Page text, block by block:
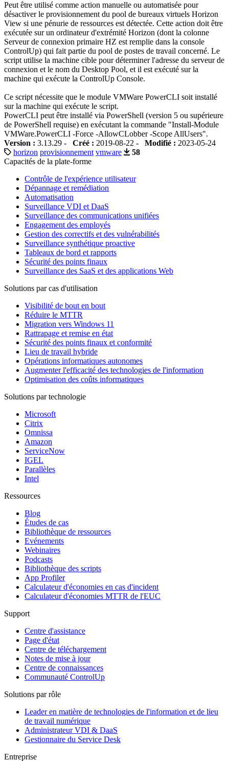
Peut être utilisé comme action manuelle ou automatisée pour
désactiver le provisionnement du pool de bureaux virtuels Horizon
View si une pénurie de ressources est détectée. Cette action doit être
exécutée sur un ordinateur d'extrémité Horizon (dont la colonne
Serveur de connexion primaire HZ est remplie dans la console
ControlUp) qui fait partie du pool de postes de travail concerné. Le
script utilise la machine cible pour déterminer l'adresse du serveur de
connexion et le nom du Desktop Pool, et il est exécuté sur la
machine qui exécute la ControlUp Console.
Ce script nécessite que le module VMWare PowerCLI soit installé
sur la machine qui exécute le script.
PowerCLI peut être installé via PowerShell (version 5 ou supérieure
de PowerShell requise) en exécutant la commande "Install-Module
VMWare.PowerCLI -Force -AllowCLobber -Scope AllUsers".
Version : 3.13.29 - Créé : 2019-08-22 - Modifié : 2023-05-24
horizon provisionnement vmware
58
Capacités de la plate-forme
Contrôle de l'expérience utilisateur
Dépannage et remédiation
Automatisation
Surveillance VDI et DaaS
Surveillance des communications unifiées
Engagement des employés
Gestion des correctifs et des vulnérabilités
Surveillance synthétique proactive
Tableaux de bord et rapports
Sécurité des points finaux
Surveillance des SaaS et des applications Web
Solutions par cas d'utilisation
Visibilité de bout en bout
Réduire le MTTR
Migration vers Windows 11
Rattrapage et remise en état
Sécurité des points finaux et conformité
Lieu de travail hybride
Opérations informatiques autonomes
Augmenter l'efficacité des technologies de l'information
Optimisation des coûts informatiques
Solutions par technologie
Microsoft
Citrix
Omnissa
Amazon
ServiceNow
IGEL
Parallèles
Intel
Ressources
Blog
Études de cas
Bibliothèque de ressources
Evénements
Webinaires
Podcasts
Bibliothèque des scripts
App Profiler
Calculateur d'économies en cas d'incident
Calculateur d'économies MTTR de l'EUC
Support
Centre d'assistance
Page d'état
Centre de téléchargement
Notes de mise à jour
Centre de connaissances
Communauté ControlUp
Solutions par rôle
Leader en matière de technologies de l'information et de lieu
de travail numérique
Administrateur VDI & DaaS
Gestionnaire du Service Desk
Entreprise